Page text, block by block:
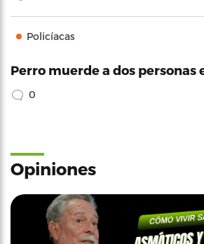
Policíacas
Perro muerde a dos personas
0
Opiniones